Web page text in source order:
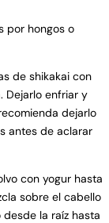
por hongos o
de shikakai con
Dejarlo enfriar y
dejarlo
antes de aclarar
con yogur hasta
sobre el cabello
la raíz hasta